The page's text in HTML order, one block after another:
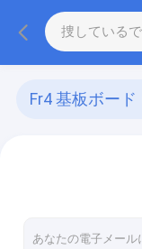
Fr4 基板ボード